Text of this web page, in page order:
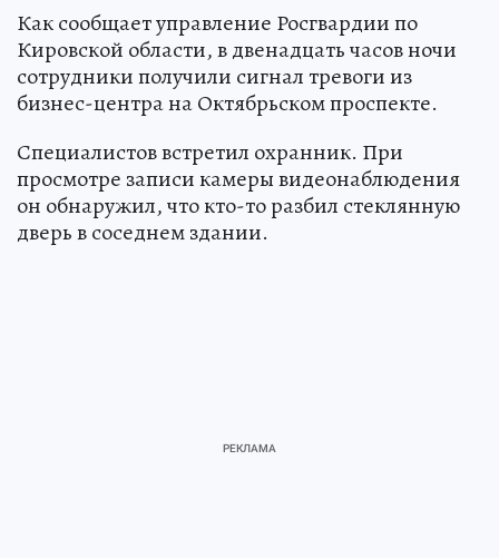
Как сообщает управление Росгвардии по
Кировской области, в двенадцать часов ночи
сотрудники получили сигнал тревоги из
бизнес-центра на Октябрьском проспекте.
Специалистов встретил охранник. При
просмотре записи камеры видеонаблюдения
он обнаружил, что кто-то разбил стеклянную
дверь в соседнем здании.